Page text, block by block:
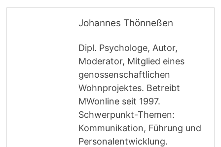
Johannes Thönneßen
Dipl. Psychologe, Autor,
Moderator, Mitglied eines
genossenschaftlichen
Wohnprojektes. Betreibt
MWonline seit 1997.
Schwerpunkt-Themen:
Kommunikation, Führung und
Personalentwicklung.